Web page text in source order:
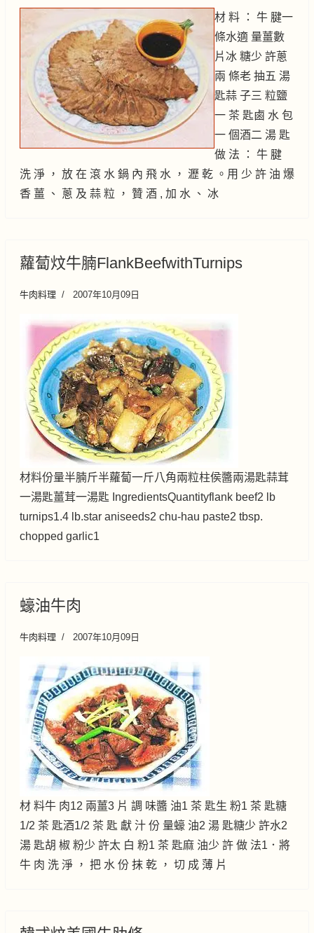
材 料 ： 牛 腱一
條水適 量薑數
片冰 糖少 許蔥
兩 條老 抽五 湯
匙蒜 子三 粒鹽
一 茶 匙鹵 水 包
一 個酒二 湯 匙
做 法 ： 牛 腱
洗 淨 ， 放 在 滾 水 鍋 內 飛 水 ， 瀝 乾 。用 少 許 油 爆
香 薑 、 蔥 及 蒜 粒 ， 贊 酒 , 加 水 、 冰
蘿蔔炆牛腩FlankBeefwithTurnips
牛肉料理 2007年10月09日
材料份量半腩斤半蘿蔔一斤八角兩粒柱侯醬兩湯匙蒜茸
一湯匙薑茸一湯匙 IngredientsQuantityflank beef2 lb
turnips1.4 lb.star aniseeds2 chu-hau paste2 tbsp.
chopped garlic1
蠔油牛肉
牛肉料理 2007年10月09日
材 料牛 肉12 兩薑3 片 調 味醬 油1 茶 匙生 粉1 茶 匙糖
1/2 茶 匙酒1/2 茶 匙 獻 汁 份 量蠔 油2 湯 匙糖少 許水2
湯 匙胡 椒 粉少 許太 白 粉1 茶 匙麻 油少 許 做 法1．將
牛 肉 洗 淨 ， 把 水 份 抹 乾 ， 切 成 薄 片